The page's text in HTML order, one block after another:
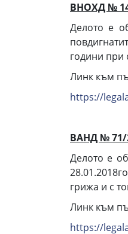
ВНОХД №
Делото е
години при
Линк към
https://
ВАНД № 71/
Делото е
грижа и с
Линк към
https://